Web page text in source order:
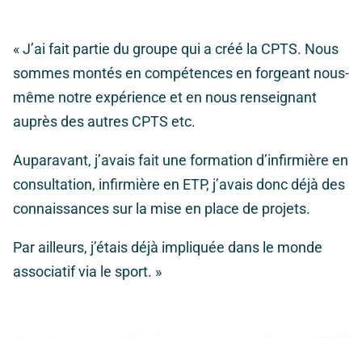
« J’ai fait partie du groupe qui a créé la CPTS. Nous
sommes montés en compétences en forgeant nous-
même notre expérience et en nous renseignant
auprès des autres CPTS etc.
Auparavant, j’avais fait une formation d’infirmière en
consultation, infirmière en ETP, j’avais donc déjà des
connaissances sur la mise en place de projets.
Par ailleurs, j’étais déjà impliquée dans le monde
associatif via le sport. »